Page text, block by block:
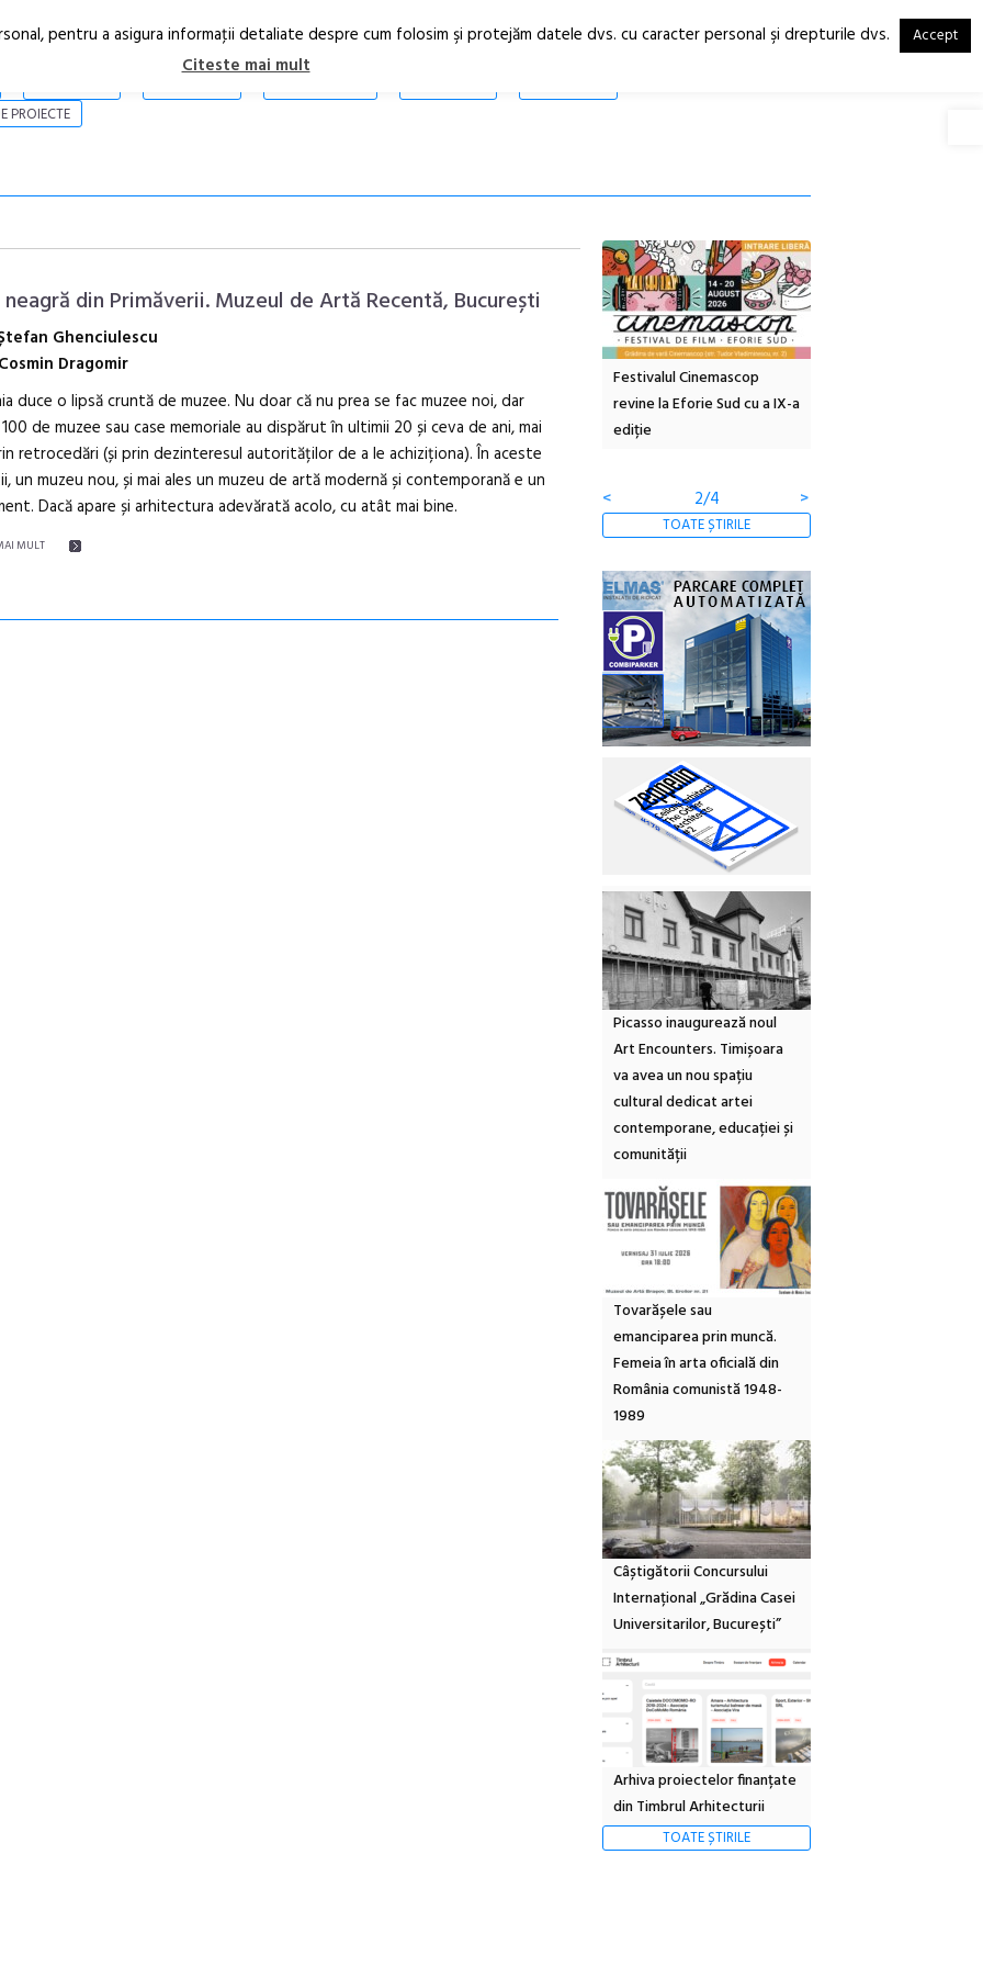
RO
EN
PROIECTE
neagră din Primăverii. Muzeul de Artă Recentă, București
Ghenciulescu
Cosmin Dragomir
duce o lipsă cruntă de muzee. Nu doar că nu prea se fac muzee noi, dar
de muzee sau case memoriale au dispărut în ultimii 20 și ceva de ani, mai
retrocedări (și prin dezinteresul autorităților de a le achiziționa). În aceste
un muzeu nou, și mai ales un muzeu de artă modernă și contemporană e un
Dacă apare și arhitectura adevărată acolo, cu atât mai bine.
MULT
Artown NOW #5:
Gramatica libertății
Festivalul Cinemascop
revine la Eforie Sud cu a IX-a
ediție
<
2/4 >
TOATE ȘTIRILE
Picasso inaugurează noul
Art Encounters. Timișoara
va avea un nou spațiu
cultural dedicat artei
contemporane, educației și
comunității
Tovarășele sau
emanciparea prin muncă.
Femeia în arta oficială din
România comunistă 1948-
1989
Câștigătorii Concursului
Internațional „Grădina Casei
Universitarilor, București”
Arhiva proiectelor finanțate
din Timbrul Arhitecturii
TOATE ȘTIRILE
pentru a asigura informaţii detaliate despre cum folosim şi protejăm datele dvs. cu caracter personal şi drepturile dvs. Accept
Citeste mai mult